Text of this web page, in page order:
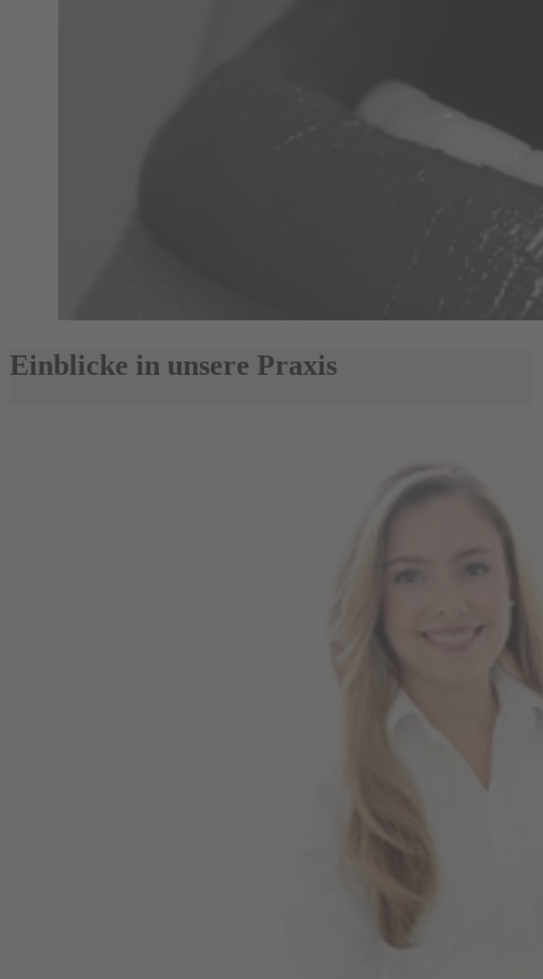
Einblicke in unsere Praxis